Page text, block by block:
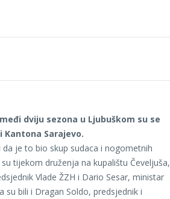
dviju sezona u Ljubuškom su se
Kantona Sarajevo.
je to bio skup sudaca i nogometnih
tijekom druženja na kupalištu Čeveljuša,
Vlade ŽZH i Dario Sesar, ministar
su bili i Dragan Soldo, predsjednik i